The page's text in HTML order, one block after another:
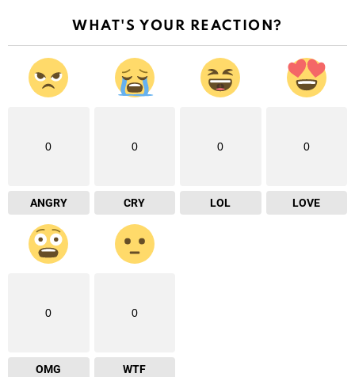
WHAT'S YOUR REACTION?
0
ANGRY
0
CRY
0
LOL
0
LOVE
0
OMG
0
WTF